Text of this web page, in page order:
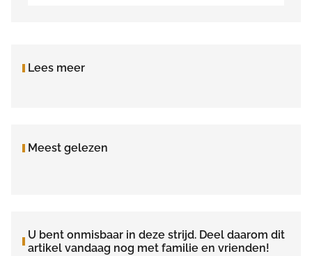
Lees meer
Meest gelezen
U bent onmisbaar in deze strijd. Deel daarom dit
artikel vandaag nog met familie en vrienden!